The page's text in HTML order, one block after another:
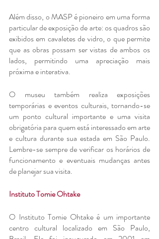
Além disso, o MASP é pioneiro em uma forma
particular de exposição de arte: os quadros são
exibidos em cavaletes de vidro, o que permite
que as obras possam ser vistas de ambos os
lados, permitindo uma apreciação mais
próxima e interativa.
O museu também realiza exposições
temporárias e eventos culturais, tornando-se
um ponto cultural importante e uma visita
obrigatória para quem está interessado em arte
e cultura durante sua estada em São Paulo.
Lembre-se sempre de verificar os horários de
funcionamento e eventuais mudanças antes
de planejar sua visita.
Instituto Tomie Ohtake
O Instituto Tomie Ohtake é um importante
centro cultural localizado em São Paulo,